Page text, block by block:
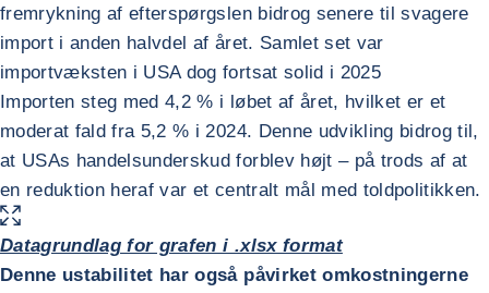
fremrykning af efterspørgslen bidrog senere til svagere
import i anden halvdel af året. Samlet set var
importvæksten i USA dog fortsat solid i 2025
Importen steg med 4,2 % i løbet af året, hvilket er et
moderat fald fra 5,2 % i 2024. Denne udvikling bidrog til,
at USAs handelsunderskud forblev højt – på trods af at
en reduktion heraf var et centralt mål med toldpolitikken.
FORSTØR BILLEDET
Datagrundlag for grafen i .xlsx format
Denne ustabilitet har også påvirket omkostningerne